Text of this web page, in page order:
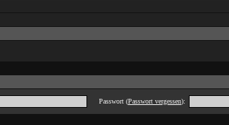
Passwort (Passwort vergessen):